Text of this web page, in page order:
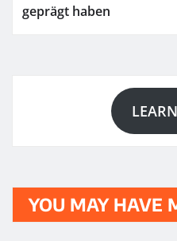
geprägt haben
YOU MAY HAVE